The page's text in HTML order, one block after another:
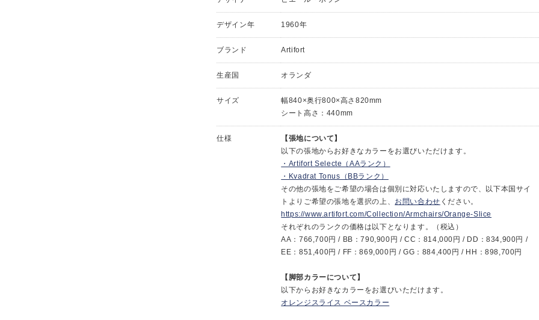
デザイン年 1960年
ブランド Artifort
生産国 オランダ
サイズ
幅840×奥行800×高さ820mm
シート高さ：440mm
仕様
【張地について】
以下の張地からお好きなカラーをお選びいただけます。
・Artifort Selecte（AAランク）
・Kvadrat Tonus（BBランク）
その他の張地をご希望の場合は個別に対応いたしますので、以下本国サイ
トよりご希望の張地を選択の上、 お問い合わせ ください。
https://www.artifort.com/Collection/Armchairs/Orange-Slice
それぞれのランクの価格は以下となります。（税込）
AA：766,700円 / BB：790,900円 / CC：814,000円 / DD：834,900円 /
EE：851,400円 / FF：869,000円 / GG：884,400円 / HH：898,700円
【脚部カラーについて】
以下からお好きなカラーをお選びいただけます。
オレンジスライス ベースカラー